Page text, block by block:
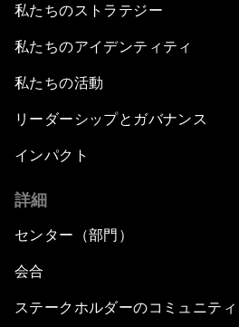
私たちのストラテジー
私たちのアイデンティティ
私たちの活動
リーダーシップとガバナンス
インパクト
詳細
センター（部門）
会合
ステークホルダーのコミュニティ